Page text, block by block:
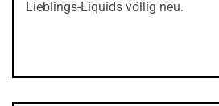
Lieblings-Liquids völlig neu.